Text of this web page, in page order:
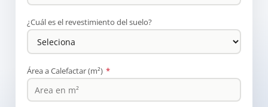
¿Cuál es el revestimiento del suelo?
Área a Calefactar (m²) *